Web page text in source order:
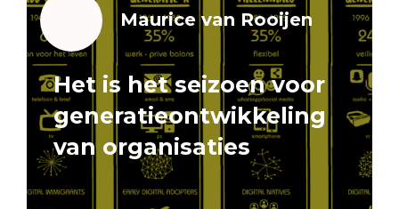
Maurice van Rooijen
Het is het seizoen voor
generatieontwikkeling
van organisaties